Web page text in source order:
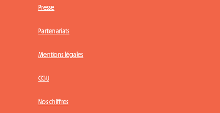
Presse
Partenariats
Mentions légales
CGU
Nos chiffres